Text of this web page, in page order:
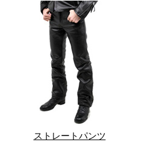
ストレートパンツ